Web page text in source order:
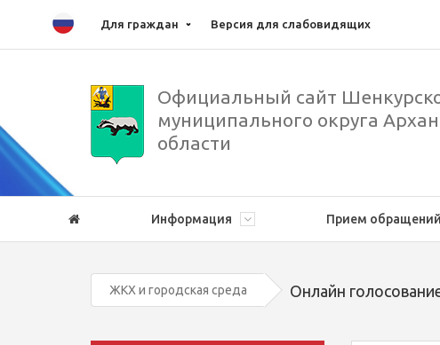
Для граждан Версия для слабовидящих
Официальный сайт
муниципального округа
области
Информация Прием
ЖКХ и городская среда Онлайн